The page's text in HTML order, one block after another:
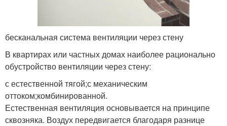
бесканальная система вентиляции через стену
В квартирах или частных домах наиболее рационально
обустройство вентиляции через стену:
с естественной тягой;с механическим
оттоком;комбинированной.
Естественная вентиляция основывается на принципе
сквозняка. Воздух передвигается благодаря разнице